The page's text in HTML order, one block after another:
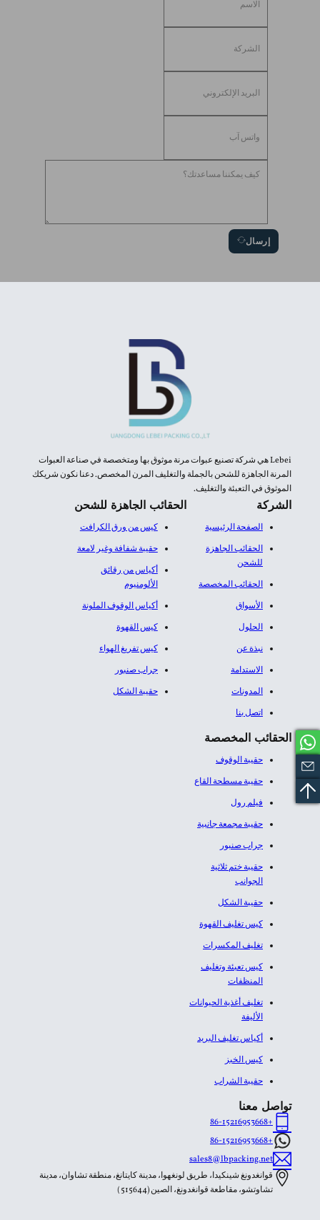
إرسال
Lebei هي شركة تصنيع عبوات مرنة موثوق بها ومتخصصة في صناعة العبوات
المرنة الجاهزة للشحن بالجملة والتغليف المرن المخصص. دعنا نكون شريكك
الموثوق في التعبئة والتغليف.
الشركة
الصفحة الرئيسية
الحقائب الجاهزة
للشحن
الحقائب المخصصة
الأسواق
الحلول
نبذة عن
الاستدامة
المدونات
اتصل بنا
الحقائب الجاهزة للشحن
كيس من ورق الكرافت
حقيبة شفافة وغير لامعة
أكياس من رقائق
الألومنيوم​
أكياس الوقوف الملونة
كيس القهوة
كيس تفريغ الهواء
جراب صنبور
حقيبة الشكل
الحقائب المخصصة
حقيبة الوقوف
حقيبة مسطحة القاع
فيلم رول
حقيبة مجمعة جانبية
جراب صنبور
حقيبة ختم ثلاثية
الجوانب
حقيبة الشكل
كيس تغليف القهوة
تغليف المكسرات
كيس تعبئة وتغليف
المنظفات
تغليف أغذية الحيوانات
الأليفة
أكياس تغليف البريد
كيس الخبز
حقيبة الشراب
تواصل معنا
+86-15216953668
+86-15216953668
sales8@lbpacking.net
قوانغدونغ شينكيدا، طريق لونغهوا، مدينة كايتانغ، منطقة تشاوان، مدينة
تشاوتشو، مقاطعة قوانغدونغ، الصين (515644）